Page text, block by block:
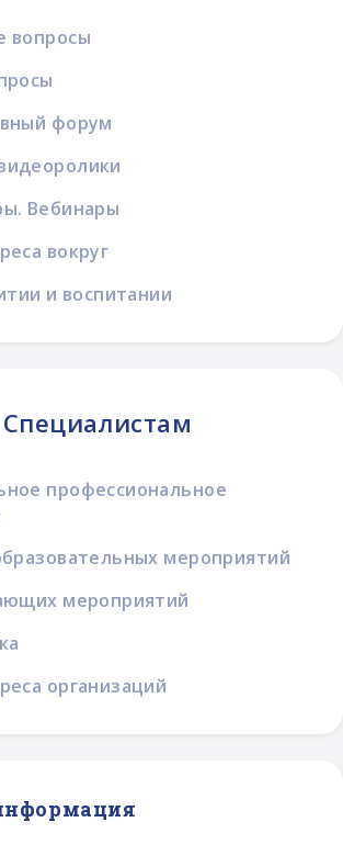
вопросы
форум
Вебинары
вокруг
и воспитании
Специалистам
профессиональное
мероприятий
мероприятий
организаций